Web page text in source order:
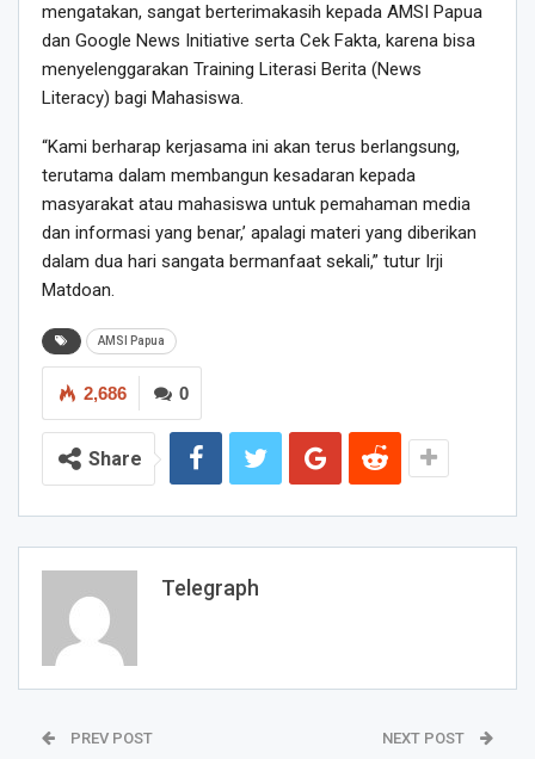
mengatakan, sangat berterimakasih kepada AMSI Papua
dan Google News Initiative serta Cek Fakta, karena bisa
menyelenggarakan Training Literasi Berita (News
Literacy) bagi Mahasiswa.
“Kami berharap kerjasama ini akan terus berlangsung,
terutama dalam membangun kesadaran kepada
masyarakat atau mahasiswa untuk pemahaman media
dan informasi yang benar,’ apalagi materi yang diberikan
dalam dua hari sangata bermanfaat sekali,” tutur Irji
Matdoan.
AMSI Papua
0
2,686
Share
Telegraph
PREV POST NEXT POST